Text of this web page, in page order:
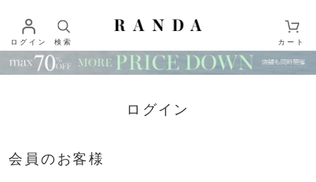
ログイン 検索 カート
ログイン
会員のお客様